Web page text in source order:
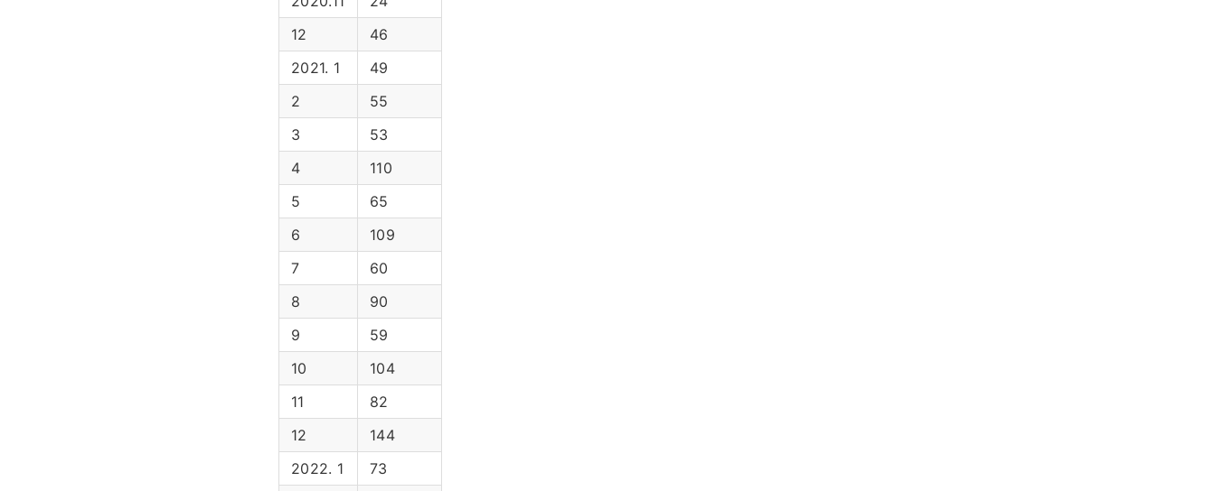
12
46
2021. 1
49
2
55
3
53
4
110
5
65
6
109
7
60
8
90
9
59
10
104
11
82
12
144
2022. 1
73